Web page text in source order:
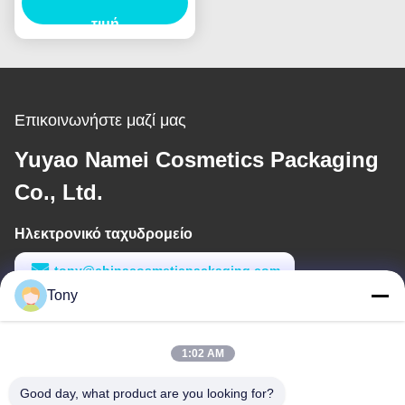
σωλήνα κενό
συσκευασία λαμπτήρα
τιμή
Επικοινωνήστε μαζί μας
Yuyao Namei Cosmetics Packaging
Co., Ltd.
Ηλεκτρονικό ταχυδρομείο
tony@chinacosmeticpackaging.com
Εργασιακό χρόνο
Tony
1:02 AM
Good day, what product are you looking for?